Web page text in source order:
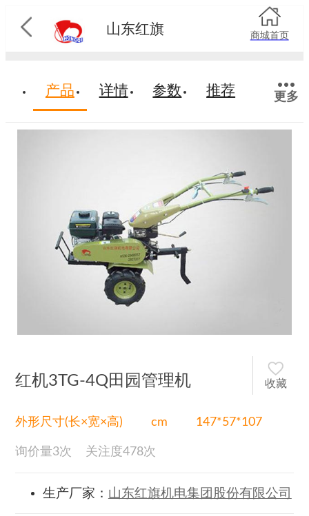
山东红旗
商城首页
产品 详情 参数 推荐 更多
红机3TG-4Q田园管理机 收藏
外形尺寸(长×宽×高) cm 147*57*107
询价量3次 关注度478次
生产厂家： 山东红旗机电集团股份有限公司